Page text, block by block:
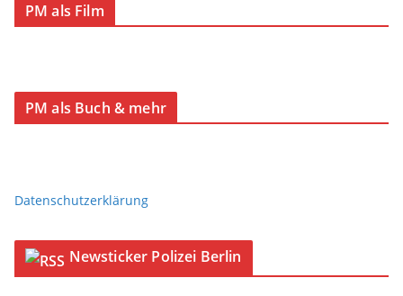
PM als Film
PM als Buch & mehr
Datenschutzerklärung
Newsticker Polizei Berlin